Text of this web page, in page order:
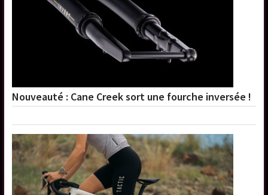
Nouveauté : Cane Creek sort une fourche inversée !